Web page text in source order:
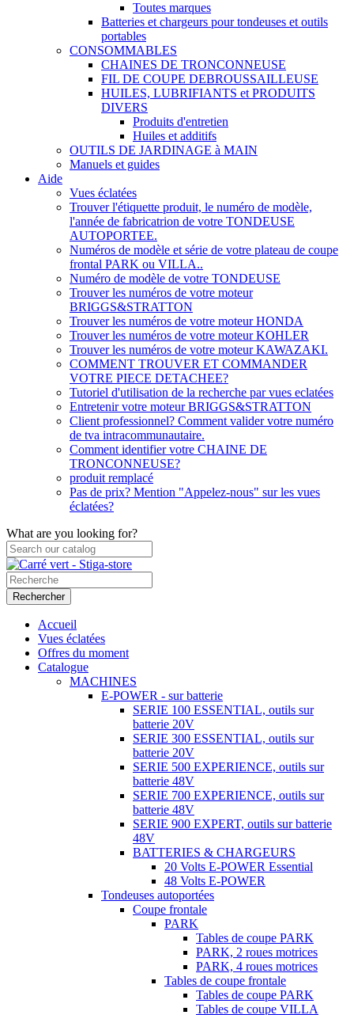
Toutes marques
Batteries et chargeurs pour tondeuses et outils
portables
CONSOMMABLES
CHAINES DE TRONCONNEUSE
FIL DE COUPE DEBROUSSAILLEUSE
HUILES, LUBRIFIANTS et PRODUITS
DIVERS
Produits d'entretien
Huiles et additifs
OUTILS DE JARDINAGE à MAIN
Manuels et guides
Aide
Vues éclatées
Trouver l'étiquette produit, le numéro de modèle,
l'année de fabricatrion de votre TONDEUSE
AUTOPORTEE.
Numéros de modèle et série de votre plateau de coupe
frontal PARK ou VILLA..
Numéro de modèle de votre TONDEUSE
Trouver les numéros de votre moteur
BRIGGS&STRATTON
Trouver les numéros de votre moteur HONDA
Trouver les numéros de votre moteur KOHLER
Trouver les numéros de votre moteur KAWAZAKI.
COMMENT TROUVER ET COMMANDER
VOTRE PIECE DETACHEE?
Tutoriel d'utilisation de la recherche par vues eclatées
Entretenir votre moteur BRIGGS&STRATTON
Client professionnel? Comment valider votre numéro
de tva intracommunautaire.
Comment identifier votre CHAINE DE
TRONCONNEUSE?
produit remplacé
Pas de prix? Mention "Appelez-nous" sur les vues
éclatées?
What are you looking for?
Rechercher
Accueil
Vues éclatées
Offres du moment
Catalogue
MACHINES
E-POWER - sur batterie
SERIE 100 ESSENTIAL, outils sur
batterie 20V
SERIE 300 ESSENTIAL, outils sur
batterie 20V
SERIE 500 EXPERIENCE, outils sur
batterie 48V
SERIE 700 EXPERIENCE, outils sur
batterie 48V
SERIE 900 EXPERT, outils sur batterie
48V
BATTERIES & CHARGEURS
20 Volts E-POWER Essential
48 Volts E-POWER
Tondeuses autoportées
Coupe frontale
PARK
Tables de coupe PARK
PARK, 2 roues motrices
PARK, 4 roues motrices
Tables de coupe frontale
Tables de coupe PARK
Tables de coupe VILLA